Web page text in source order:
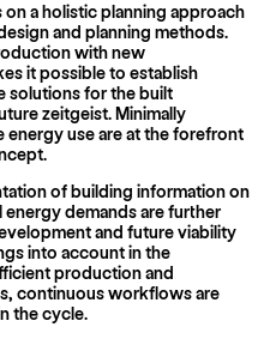
a holistic planning approach
and planning methods.
with new
it possible to establish
solutions for the built
zeitgeist. Minimally
energy use are at the forefront
of building information on
demands are further
and future viability
into account in the
production and
con­tinuous workflows are
the cycle.